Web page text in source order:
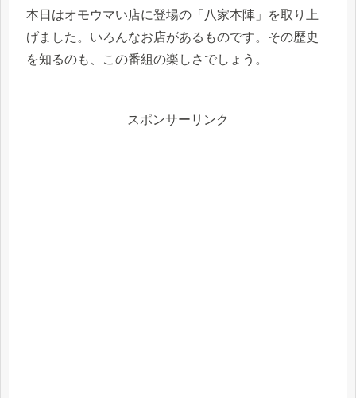
本日はオモウマい店に登場の「八家本陣」を取り上
げました。いろんなお店があるものです。その歴史
を知るのも、この番組の楽しさでしょう。
スポンサーリンク